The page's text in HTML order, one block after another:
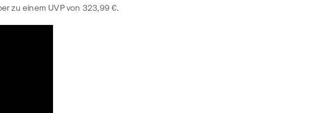
zu einem UVP von 323,99 €.